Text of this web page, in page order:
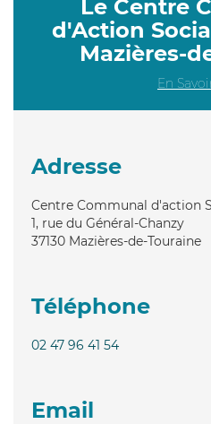
Le Centre
d'Action
Mazières-
En
Adresse
Centre Communal d'action
1, rue du Général-Chanzy
37130 Mazières-de-Touraine
Téléphone
02 47 96 41 54
Email